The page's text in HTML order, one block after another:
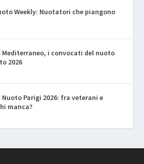
Weekly: Nuotatori che piangono
Mediterraneo, i convocati del nuoto
2026
Nuoto Parigi 2026: fra veterani e
manca?